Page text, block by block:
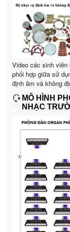
Video các sinh viên
phối hợp giữa sử
định âm và không
MÔ HÌNH
NHẠC